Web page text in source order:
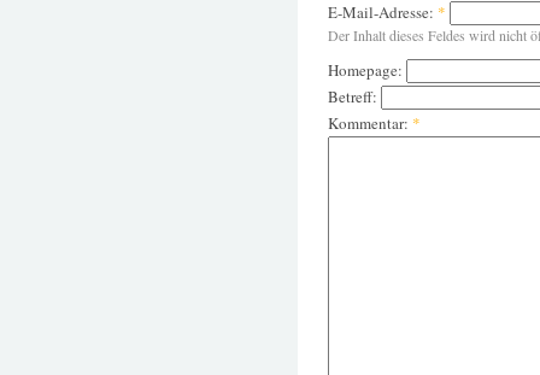
E-Mail-Adresse: *
Der Inhalt dieses Feldes wird nicht
Homepage:
Betreff:
Kommentar: *